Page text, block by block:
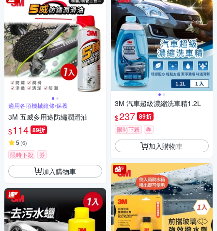
適用各項機械維修/保養
3M 五威多用途防繡潤滑油
$114 89折
5 (6)
限時下殺 券
加入購物車
3M 汽車超級濃縮洗車精1.2L
$237 89折
限時下殺 券
加入購物車